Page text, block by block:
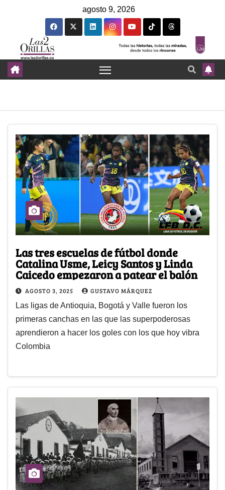
agosto 9, 2026
Las tres escuelas de fútbol donde
Catalina Usme, Leicy Santos y Linda
Caicedo empezaron a patear el balón
AGOSTO 3, 2025 GUSTAVO MÁRQUEZ
Las ligas de Antioquia, Bogotá y Valle fueron los
primeras canchas en las que las superpoderosas
aprendieron a hacer los goles con los que hoy vibra
Colombia